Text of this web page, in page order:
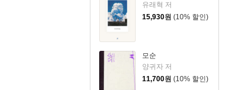
유래혁 저
15,930원 (10% 할인)
모순
양귀자 저
11,700원 (10% 할인)